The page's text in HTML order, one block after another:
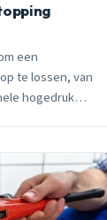
een
te lossen, van
hogedruk